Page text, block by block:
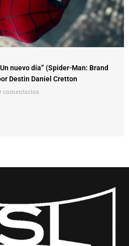
nuevo día” (Spider-Man: Brand
Destin Daniel Cretton
comentarios